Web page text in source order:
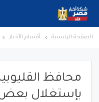
الصفحة الرئيسية أقسام الأخبار
محافظ
بإستغلال بعض